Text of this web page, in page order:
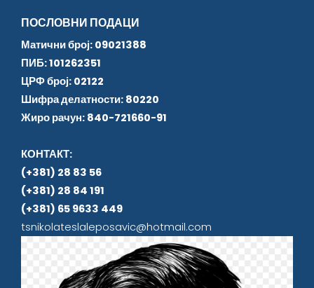
ПОСЛОВНИ ПОДАЦИ
Матични број: 09021388
ПИБ: 101262351
ЦРФ број: 02122
Шифра делатности: 80220
Жиро рачун: 840-721660-91
КОНТАКТ:
(+381) 28 83 56
(+381) 28 84 191
(+381) 65 9633 449
tsnikolateslaleposavic@hotmail.com